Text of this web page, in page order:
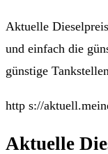
Aktuelle
und einfach die
günstige
http s://
Aktuelle